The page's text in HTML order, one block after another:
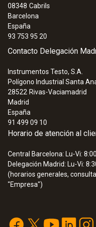
08348 Cabrils
Barcelona
España
93 753 95 20
Contacto Delegación
Instrumentos Testo, S.A.
Polígono Industrial Santa
28522 Rivas-Vaciamadrid
Madrid
España
91 499 09 10
Horario de atención al
Central Barcelona: Lu-Vi:
Delegación Madrid: Lu-Vi:
(horarios generales,
"Empresa")